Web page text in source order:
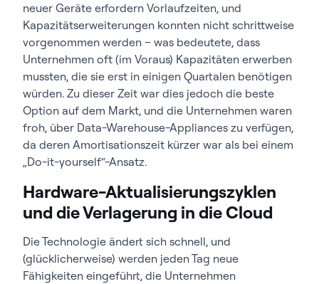
neuer Geräte erfordern Vorlaufzeiten, und
Kapazitätserweiterungen konnten nicht schrittweise
vorgenommen werden – was bedeutete, dass
Unternehmen oft (im Voraus) Kapazitäten erwerben
mussten, die sie erst in einigen Quartalen benötigen
würden. Zu dieser Zeit war dies jedoch die beste
Option auf dem Markt, und die Unternehmen waren
froh, über Data-Warehouse-Appliances zu verfügen,
da deren Amortisationszeit kürzer war als bei einem
„Do-it-yourself“-Ansatz.
Hardware-Aktualisierungszyklen
und die Verlagerung in die Cloud
Die Technologie ändert sich schnell, und
(glücklicherweise) werden jeden Tag neue
Fähigkeiten eingeführt, die Unternehmen